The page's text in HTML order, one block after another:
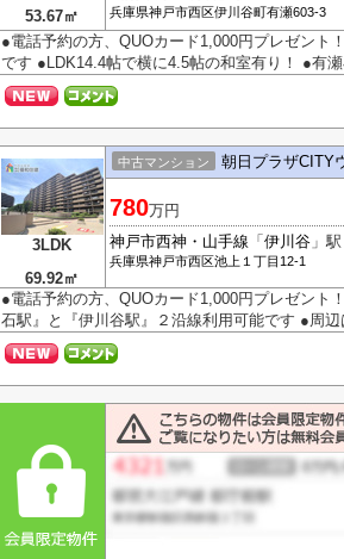
53.67㎡
兵庫県神戸市西区伊川谷町有瀬603-3
●電話予約の方、QUOカード1,000円プレゼン
です ●LDK14.4帖で横に4.5帖の和室有り！ ●有
3LDK
69.92㎡
中古マンション 朝日プラザCITY
780万円
神戸市西神・山手線 「 伊川谷 」駅
兵庫県神戸市西区池上 １丁目12-1
●電話予約の方、QUOカード1,000円プレゼント
石駅』と『伊川谷駅』２沿線利用可能です ●周